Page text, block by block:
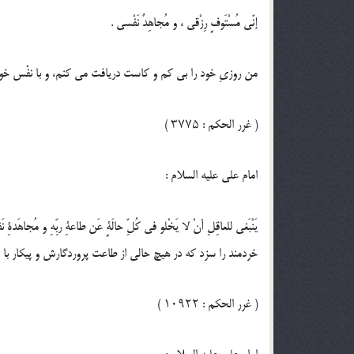
إنّي مُسْتَوفٍ رِزْقي ، و مُجاهِدٌ نَفْسي .
من روزىِ خود را بى كم و كاست دريافت مى كنم، و با نفْس
( غرر الحكم : ۳۷۷۵ )
امام على عليه السلام :
يَنْبَغي للعاقِلِ أنْ لا يَخْلو في كُلِّ حالَةٍ عَن طاعةِ ربِّهِ و مُجاهَدةِ
خردمند را سزد كه در هيچ حالى از طاعت پروردگارش و پيكار
( غرر الحكم : ۱۰۹۲۲ )